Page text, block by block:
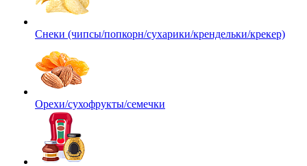
Снеки (чипсы/попкорн/сухарики/крендельки/крекер)
Орехи/сухофрукты/семечки